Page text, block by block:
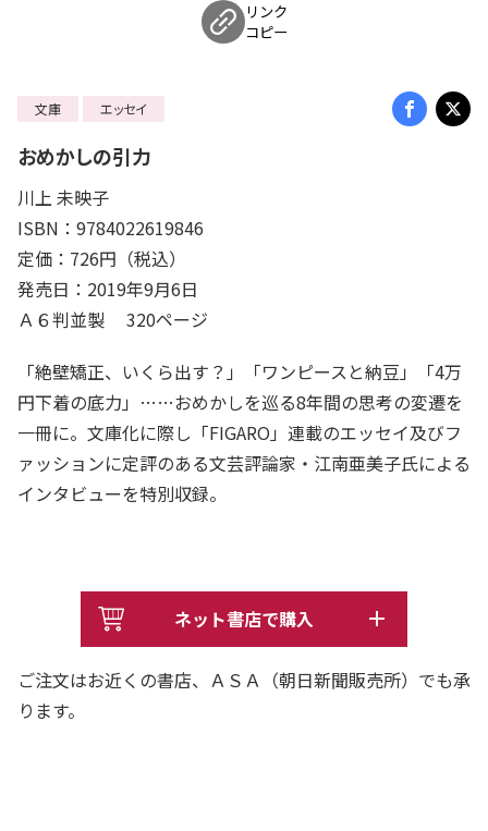
リンク
コピー
文庫 エッセイ
おめかしの引力
川上 未映子
ISBN：9784022619846
定価：726円（税込）
発売日：2019年9月6日
Ａ６判並製 320ページ
「絶壁矯正、いくら出す？」「ワンピースと納豆」「4万
円下着の底力」……おめかしを巡る8年間の思考の変遷を
一冊に。文庫化に際し「FIGARO」連載のエッセイ及びフ
ァッションに定評のある文芸評論家・江南亜美子氏による
インタビューを特別収録。
ネット書店で購入
ご注文はお近くの書店、ＡＳＡ（朝日新聞販売所）でも承
ります。